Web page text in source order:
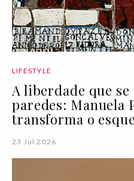
LIFESTYLE
A liberdade que
paredes: Manuela
transforma o
23 Jul 2026